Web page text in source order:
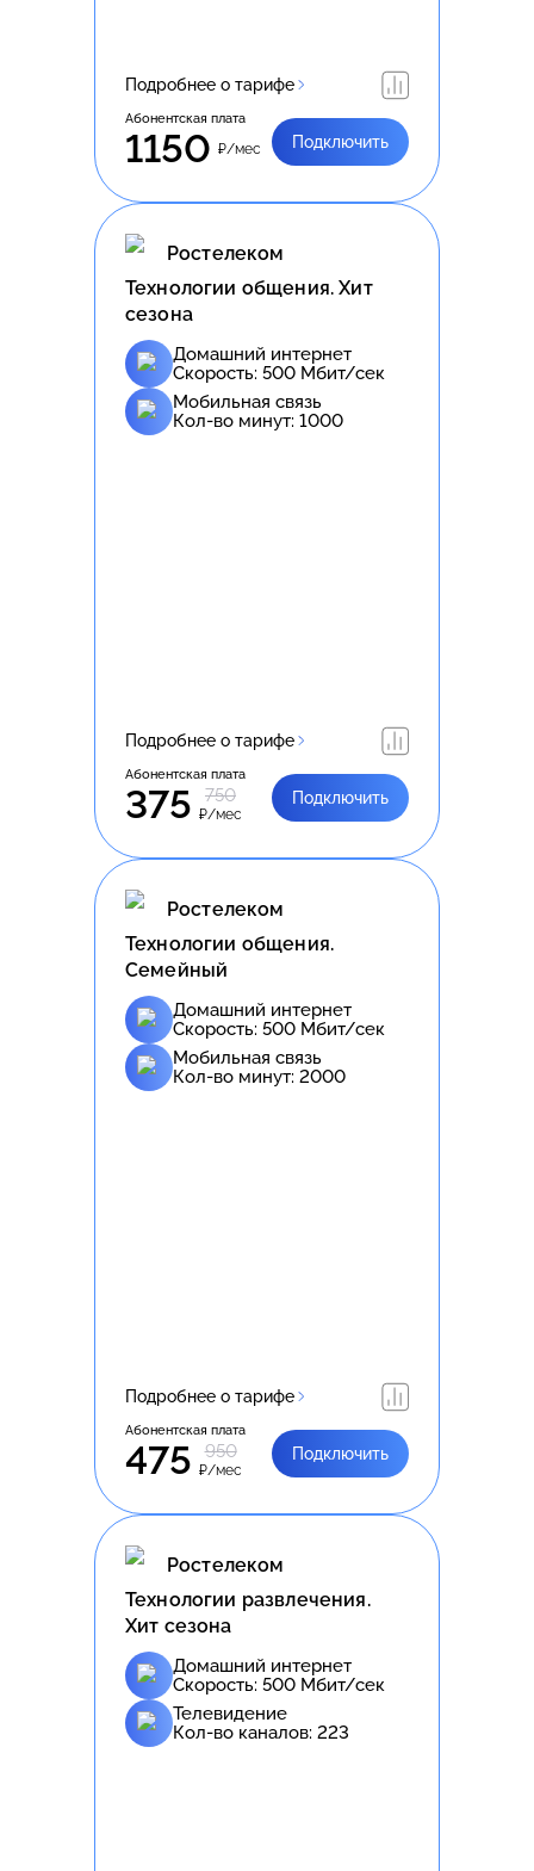
Подробнее о тарифе
Абонентская плата
1150 ₽/мес Подключить
Ростелеком
Технологии общения. Хит
сезона
Домашний интернет
Скорость: 500 Мбит/сек
Мобильная связь
Кол-во минут: 1000
Подробнее о тарифе
Абонентская плата
375 750
₽/мес
Подключить
Ростелеком
Технологии общения.
Семейный
Домашний интернет
Скорость: 500 Мбит/сек
Мобильная связь
Кол-во минут: 2000
Подробнее о тарифе
Абонентская плата
475 950
₽/мес
Подключить
Ростелеком
Технологии развлечения.
Хит сезона
Домашний интернет
Скорость: 500 Мбит/сек
Телевидение
Кол-во каналов: 223